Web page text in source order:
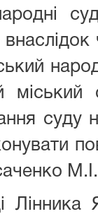
міський
суду